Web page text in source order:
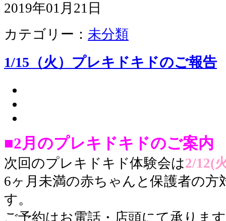
2019年01月21日
カテゴリー： 未分類
1/15（火）プレキドキドのご報告
■2月のプレキドキドのご案内
次回のプレキドキド体験会は2/12(
6ヶ月未満の赤ちゃんと保護者の方
す。
ご予約はお電話・店頭にて承りま